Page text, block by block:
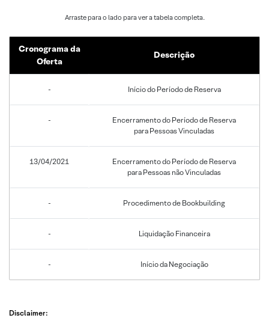
Cronograma da
Oferta
Descrição
- Início do Período de Reserva
-
Encerramento do Período de Reserva
para Pessoas Vinculadas
13/04/2021
Encerramento do Período de Reserva
para Pessoas não Vinculadas
- Procedimento de Bookbuilding
- Liquidação Financeira
- Início da Negociação
Disclaimer: